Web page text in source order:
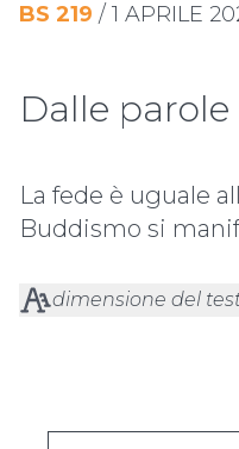
BS 219 / 1 APRILE
Dalle
La fede è uguale
Buddismo si
dimensione del